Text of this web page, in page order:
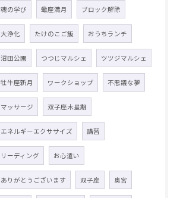
魂の学び 蠍座満月 ブロック解除
大浄化 たけのこご飯 おうちランチ
沼田公園 つつじマルシェ ツツジマルシェ
牡牛座新月 ワークショップ 不思議な夢
マッサージ 双子座木星期
エネルギーエクササイズ 講習
リーディング お心遣い
ありがとうございます 双子座 奥宮